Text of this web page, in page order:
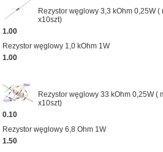
Rezystor węglowy 3,3 kOhm 0,25W (
x10szt)
1.00
Rezystor węglowy 1,0 kOhm 1W
1.00
Rezystor węglowy 33 kOhm 0,25W (
x10szt)
0.10
Rezystor węglowy 6,8 Ohm 1W
1.50